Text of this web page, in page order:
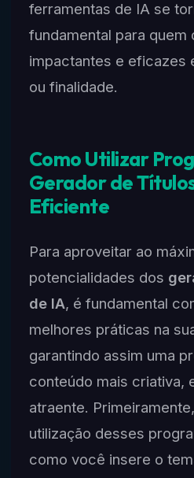
ferramentas de IA se
fundamental para
impactantes e eficazes
ou finalidade.
Como Utilizar
Gerador de
Eficiente
Para aproveitar ao
potencialidades dos
de IA, é fundamental
melhores práticas na
garantindo assim uma
conteúdo mais criativa,
atraente.
utilização desses
como você insere o